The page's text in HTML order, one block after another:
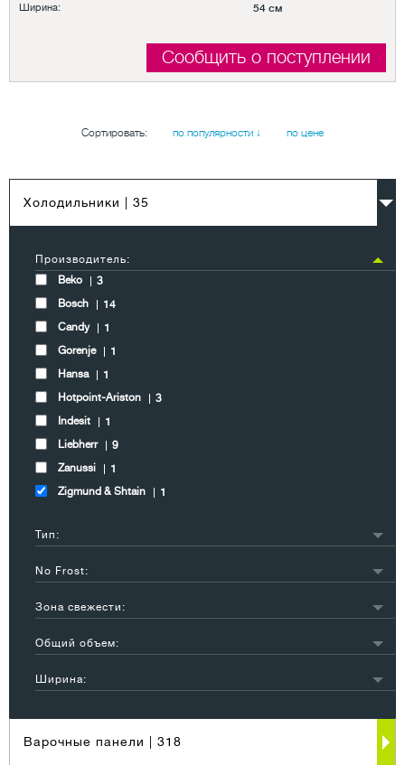
Ширина: 54 см
Сообщить о поступлении
Сортировать: по популярности ↓ по цене
Холодильники | 35
Производитель:
Beko
3
Bosch
14
Candy
1
Gorenje
1
Hansa
1
Hotpoint-Ariston
3
Indesit
1
Liebherr
9
Zanussi
1
Zigmund & Shtain
1
Тип:
морозильные камеры
1
No Frost:
нет
12
Зона свежести:
нет
9
Общий объем:
более 300 л
1
Ширина:
Варочные панели | 318